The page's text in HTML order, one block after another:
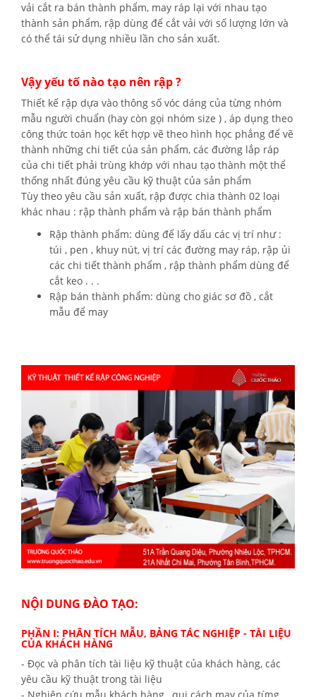
vải cắt ra bán thành phẩm, may ráp lại với nhau tạo
thành sản phẩm, rập dùng để cắt vải với số lượng lớn và
có thể tái sử dụng nhiều lần cho sản xuất.
Vậy yếu tố nào tạo nên rập ?
Thiết kế rập dựa vào thông số vóc dáng của từng nhóm
mẫu người chuẩn (hay còn gọi nhóm size ) , áp dụng theo
công thức toán học kết hợp vẽ theo hình học phẳng để vẽ
thành những chi tiết của sản phẩm, các đường lắp ráp
của chi tiết phải trùng khớp với nhau tạo thành một thể
thống nhất đúng yêu cầu kỹ thuật của sản phẩm
Tùy theo yêu cầu sản xuất, rập được chia thành 02 loại
khác nhau : rập thành phẩm và rập bán thành phẩm
Rập thành phẩm: dùng để lấy dấu các vị trí như :
túi , pen , khuy nút, vị trí các đường may ráp, rập ủi
các chi tiết thành phẩm , rập thành phẩm dùng để
cắt keo . . .
Rập bán thành phẩm: dùng cho giác sơ đồ , cắt
mẫu để may
NỘI DUNG ĐÀO TẠO:
PHẦN I: PHÂN TÍCH MẪU, BẢNG TÁC NGHIỆP - TÀI LIỆU
CỦA KHÁCH HÀNG
- Đọc và phân tích tài liệu kỹ thuật của khách hàng, các
yêu cầu kỹ thuật trong tài liệu
- Nghiên cứu mẫu khách hàng , qui cách may của từng